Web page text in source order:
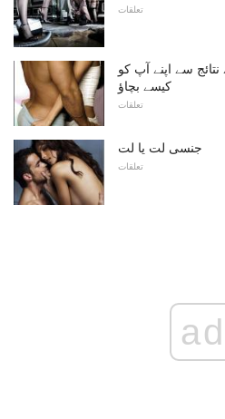
تعلقات
سے اپنے آپ کو
کیسے بچاؤ
تعلقات
جنسی لت یا لت
تعلقات
ad